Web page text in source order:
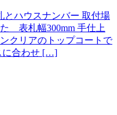
とハウスナンバー 取付場
表札幅300mm 手仕上
クリアのトップコートで
に合わせ […]